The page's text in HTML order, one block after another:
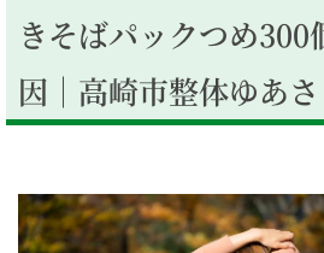
きそばパックつめ300
因｜高崎市整体ゆあ